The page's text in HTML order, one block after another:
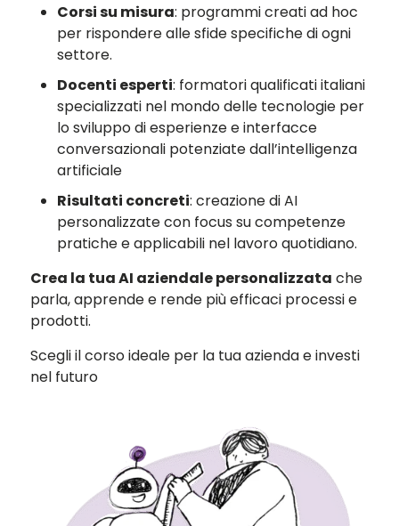
Corsi su misura: programmi creati ad hoc
per rispondere alle sfide specifiche di ogni
settore.
Docenti esperti: formatori qualificati italiani
specializzati nel mondo delle tecnologie per
lo sviluppo di esperienze e interfacce
conversazionali potenziate dall’intelligenza
artificiale
Risultati concreti: creazione di AI
personalizzate con focus su competenze
pratiche e applicabili nel lavoro quotidiano.
Crea la tua AI aziendale personalizzata che
parla, apprende e rende più efficaci processi e
prodotti.
Scegli il corso ideale per la tua azienda e investi
nel futuro